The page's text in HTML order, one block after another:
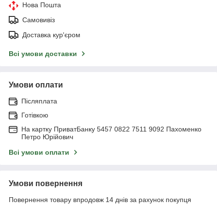
Нова Пошта
Самовивіз
Доставка кур'єром
Всі умови доставки
Умови оплати
Післяплата
Готівкою
На картку ПриватБанку 5457 0822 7511 9092 Пахоменко
Петро Юрійович
Всі умови оплати
Умови повернення
Повернення товару впродовж 14 днів за рахунок покупця